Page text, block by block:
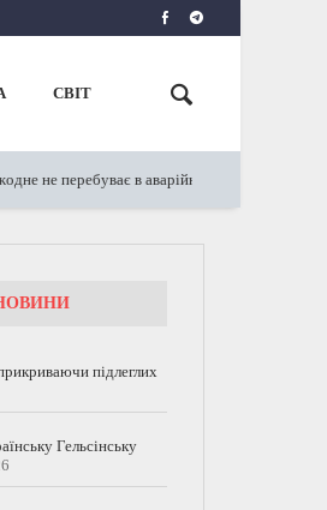
СВІТ
в аварійному стані
підлеглих
Гельсінську